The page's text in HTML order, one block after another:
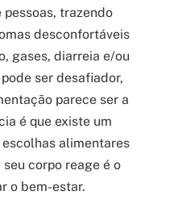
trazendo
desconfortáveis
gases, diarreia e/ou
ser desafiador,
parece ser a
é que existe um
alimentares
corpo reage é o
o bem-estar.